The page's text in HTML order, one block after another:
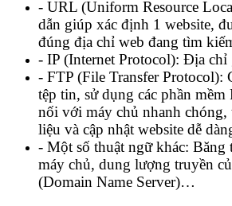
- URL (Uniform Resource
dẫn giúp xác định 1 website,
đúng địa chỉ web đang tìm
- IP (Internet Protocol): Địa chỉ
- FTP (File Transfer Protocol):
tệp tin, sử dụng các phần
nối với máy chủ nhanh chóng,
liệu và cập nhật website dễ
- Một số thuật ngữ khác:
máy chủ, dung lượng truyền
(Domain Name Server)…